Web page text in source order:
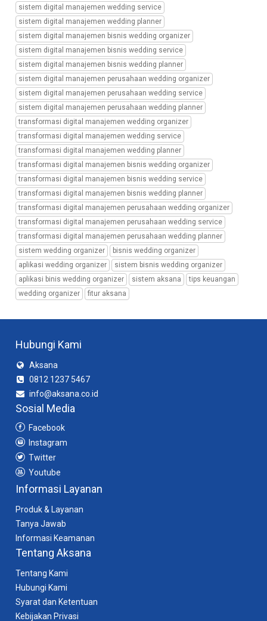
sistem digital manajemen wedding service
sistem digital manajemen wedding planner
sistem digital manajemen bisnis wedding organizer
sistem digital manajemen bisnis wedding service
sistem digital manajemen bisnis wedding planner
sistem digital manajemen perusahaan wedding organizer
sistem digital manajemen perusahaan wedding service
sistem digital manajemen perusahaan wedding planner
transformasi digital manajemen wedding organizer
transformasi digital manajemen wedding service
transformasi digital manajemen wedding planner
transformasi digital manajemen bisnis wedding organizer
transformasi digital manajemen bisnis wedding service
transformasi digital manajemen bisnis wedding planner
transformasi digital manajemen perusahaan wedding organizer
transformasi digital manajemen perusahaan wedding service
transformasi digital manajemen perusahaan wedding planner
sistem wedding organizer
bisnis wedding organizer
aplikasi wedding organizer
sistem bisnis wedding organizer
aplikasi binis wedding organizer
sistem aksana
tips keuangan
wedding organizer
fitur aksana
Hubungi Kami
Aksana
0812 1237 5467
info@aksana.co.id
Sosial Media
Facebook
Instagram
Twitter
Youtube
Informasi Layanan
Produk & Layanan
Tanya Jawab
Informasi Keamanan
Tentang Aksana
Tentang Kami
Hubungi Kami
Syarat dan Ketentuan
Kebijakan Privasi
organizer,
aplikasi
wedding
organizer,
sistem
bisnis
wedding
organizer,
aplikasi
binis
wedding
organizer,
sistem
aksana,
keuangan,
wedding
organizer,
aksana